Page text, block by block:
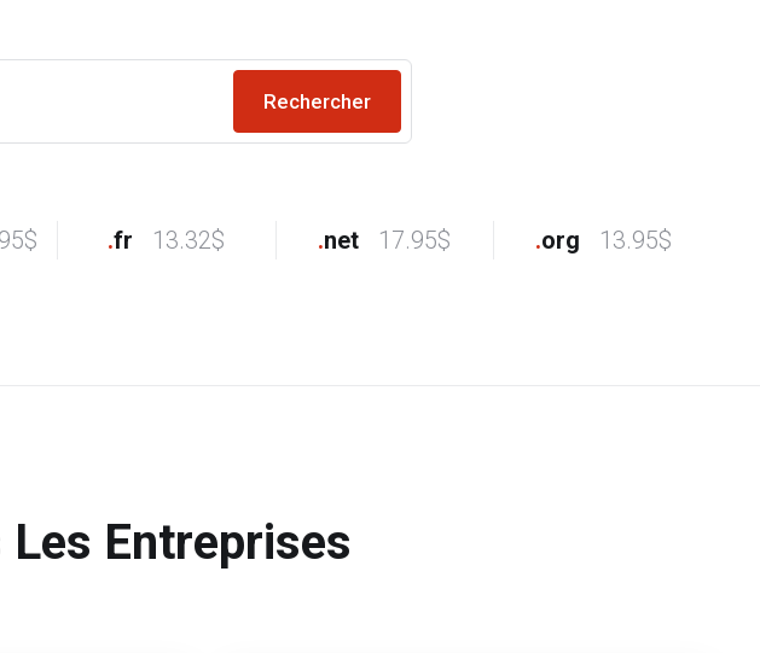
.fr 13.32$ .net 17.95$ .org 13.95$
Entreprises